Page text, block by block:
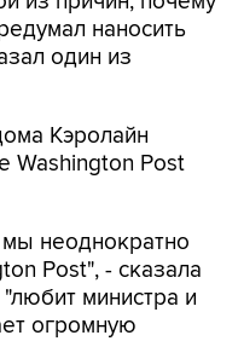
наносить
один из
Кэролайн
Washington Post
неоднократно
Post", - сказала
министра и
огромную